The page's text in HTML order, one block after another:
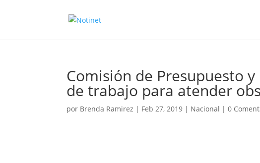
Comisión de Presupuesto
de trabajo para atender
por Brenda Ramirez | Feb 27, 2019 | Nacional |0